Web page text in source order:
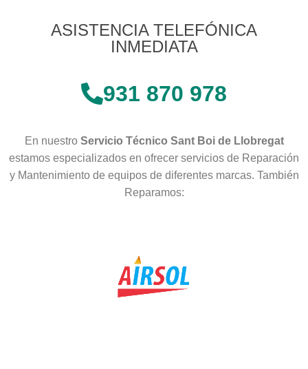
ASISTENCIA TELEFÓNICA
INMEDIATA
931 870 978
En nuestro Servicio Técnico Sant Boi de Llobregat
estamos especializados en ofrecer servicios de Reparación
y Mantenimiento de equipos de diferentes marcas. También
Reparamos: